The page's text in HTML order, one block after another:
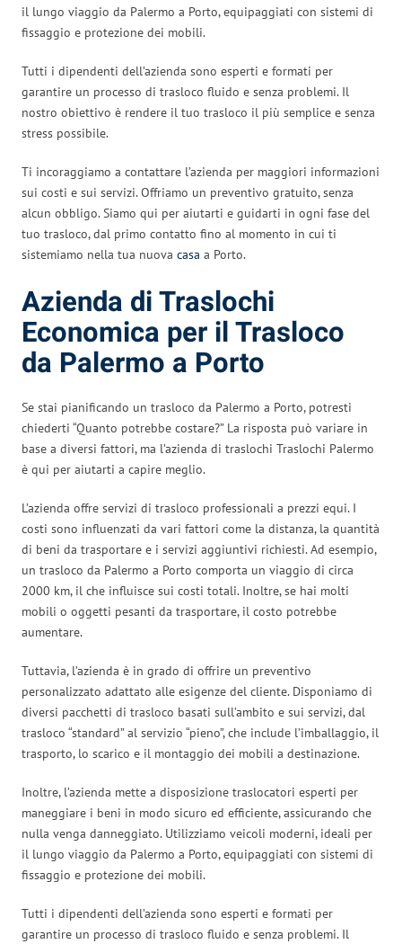
il lungo viaggio da Palermo a Porto, equipaggiati con sistemi di
fissaggio e protezione dei mobili.
Tutti i dipendenti dell’azienda sono esperti e formati per
garantire un processo di trasloco fluido e senza problemi. Il
nostro obiettivo è rendere il tuo trasloco il più semplice e senza
stress possibile.
Ti incoraggiamo a contattare l’azienda per maggiori informazioni
sui costi e sui servizi. Offriamo un preventivo gratuito, senza
alcun obbligo. Siamo qui per aiutarti e guidarti in ogni fase del
tuo trasloco, dal primo contatto fino al momento in cui ti
sistemiamo nella tua nuova casa a Porto.
Azienda di Traslochi
Economica per il Trasloco
da Palermo a Porto
Se stai pianificando un trasloco da Palermo a Porto, potresti
chiederti “Quanto potrebbe costare?” La risposta può variare in
base a diversi fattori, ma l’azienda di traslochi Traslochi Palermo
è qui per aiutarti a capire meglio.
L’azienda offre servizi di trasloco professionali a prezzi equi. I
costi sono influenzati da vari fattori come la distanza, la quantità
di beni da trasportare e i servizi aggiuntivi richiesti. Ad esempio,
un trasloco da Palermo a Porto comporta un viaggio di circa
2000 km, il che influisce sui costi totali. Inoltre, se hai molti
mobili o oggetti pesanti da trasportare, il costo potrebbe
aumentare.
Tuttavia, l’azienda è in grado di offrire un preventivo
personalizzato adattato alle esigenze del cliente. Disponiamo di
diversi pacchetti di trasloco basati sull’ambito e sui servizi, dal
trasloco “standard” al servizio “pieno”, che include l’imballaggio, il
trasporto, lo scarico e il montaggio dei mobili a destinazione.
Inoltre, l’azienda mette a disposizione traslocatori esperti per
maneggiare i beni in modo sicuro ed efficiente, assicurando che
nulla venga danneggiato. Utilizziamo veicoli moderni, ideali per
il lungo viaggio da Palermo a Porto, equipaggiati con sistemi di
fissaggio e protezione dei mobili.
Tutti i dipendenti dell’azienda sono esperti e formati per
garantire un processo di trasloco fluido e senza problemi. Il